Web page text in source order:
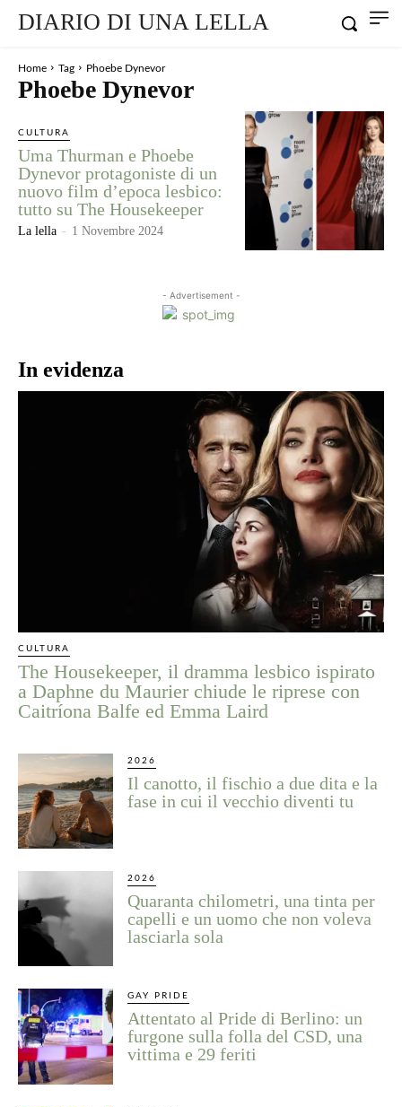
DIARIO DI UNA LELLA
Home Tag Phoebe Dynevor
Phoebe Dynevor
CULTURA
Uma Thurman e Phoebe
Dynevor protagoniste di un
nuovo film d’epoca lesbico:
tutto su The Housekeeper
La lella - 1 Novembre 2024
- Advertisement -
In evidenza
CULTURA
The Housekeeper, il dramma lesbico ispirato
a Daphne du Maurier chiude le riprese con
Caitríona Balfe ed Emma Laird
2026
Il canotto, il fischio a due dita e la
fase in cui il vecchio diventi tu
2026
Quaranta chilometri, una tinta per
capelli e un uomo che non voleva
lasciarla sola
GAY PRIDE
Attentato al Pride di Berlino: un
furgone sulla folla del CSD, una
vittima e 29 feriti